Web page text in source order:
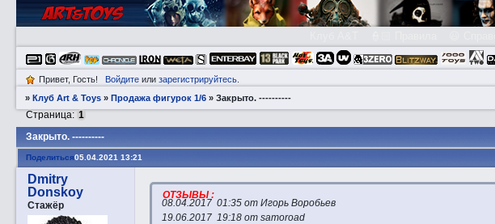
Привет, Гость! Войдитеили зарегистрируйтесь.
»Клуб Art & Toys »Продажа фигурок 1/6 »Закрытo. ----------
Закрытo. ----------
Страница: 1
Поделиться05.04.2021 13:21
Dmitry
Donskoy
Стажёр
ОТЗЫВЫ :
08.04.2017 01:35 от Игорь Воробьев
19.06.2017 19:18 от samoroad